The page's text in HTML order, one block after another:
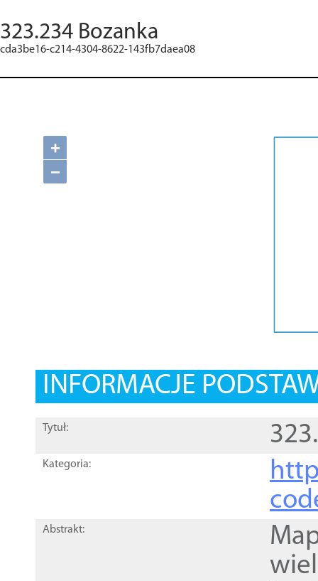
323.234 Bozanka
cda3be16-c214-4304-8622-143fb7daea08
+
−
INFORMACJE
Tytuł:
Kategoria:
Abstrakt: